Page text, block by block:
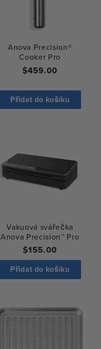
Anova Precision®
Cooker Pro
Běžná
$459.00
Přidat do košíku
Vakuová svářečka
Anova Precision™ Pro
Regular
price
$155.00
Přidat do košíku